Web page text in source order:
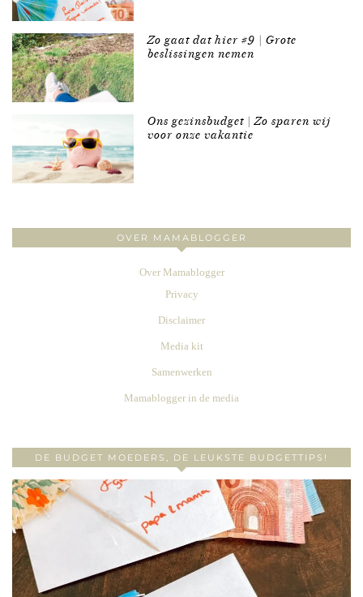
Zo gaat dat hier #9 | Grote
beslissingen nemen
Ons gezinsbudget | Zo sparen wij
voor onze vakantie
OVER MAMABLOGGER
Over Mamablogger
Privacy
Disclaimer
Media kit
Samenwerken
Mamablogger in de media
DE BUDGET MOEDERS, DE LEUKSTE BUDGETTIPS!